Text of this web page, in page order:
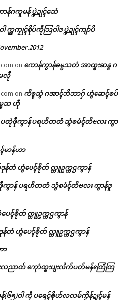
ဂကူမန် ပ္ဍဲဍုၚ်သေံ
က္ညကၠုၚ်စိုပ်ကဵုသြဝါဒ ပ္ဍဲဍုၚ်ကျာ်ပိ
on ကောန်ကွာန်ဓမ္မသတံ အာထ္ၜးဆန္ဒ ဂ
လီု
on ကိစ္စသွံ ဂအာၚ်တိဘာဂှ် ဟွံဆေၚ်စပ်
မသ ဟီု
ပတုဲဖဵုကွာန် ပရဟိတတံ သွံစမံၚ်တိဗလး ကွာ
ၚ်မာန်ဟာ
န်တံ ဟွံပေၚ်စိုတ် လ္တူဥက္ကဌကွာန်
ကွာန် ပရဟိတတံ သွံစမံၚ်တိဗလး ကွာန်ဒူ
ေၚ်စိုတ် လ္တူဥက္ကဌကွာန်
န်တံ ဟွံပေၚ်စိုတ် လ္တူဥက္ကဌကွာန်
ာ
ညာတ် ကေုာံထ္ၜးပျးလိက်ပတ်မန်တြေံတြ
(၆၅)ဝါ ကဵု ပရေၚ်ၜိုဟ်လလမ်ကၟိန်ဍုၚ်မန်